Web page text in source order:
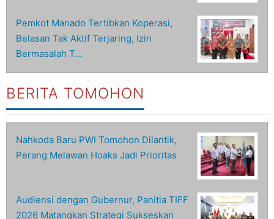
Pemkot Manado Tertibkan Koperasi,
Belasan Tak Aktif Terjaring, Izin
Bermasalah T…
BERITA TOMOHON
Nahkoda Baru PWI Tomohon Dilantik,
Perang Melawan Hoaks Jadi Prioritas
Audiensi dengan Gubernur, Panitia TIFF
2026 Matangkan Strategi Sukseskan